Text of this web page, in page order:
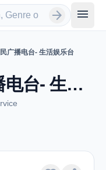
arrow_forward menu
广播电台- 生活娱乐台
朝阳人民广播电台- 生活娱乐台 - FM 106.5 - Chaoyang